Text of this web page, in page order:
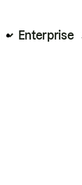
Enterprise